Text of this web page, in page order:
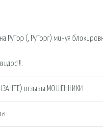
РуТор (, РуТорг) минуя
отзывы МОШЕННИКИ